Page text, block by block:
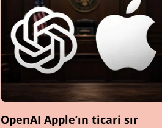
OpenAI Apple’ın ticari sır